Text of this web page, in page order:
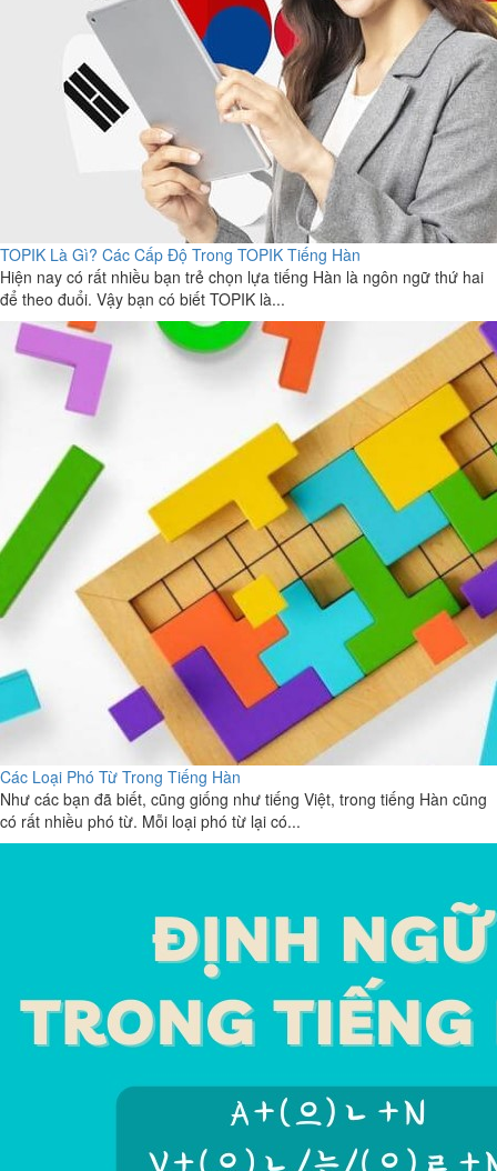
TOPIK Là Gì? Các Cấp Độ Trong TOPIK Tiếng Hàn
Hiện nay có rất nhiều bạn trẻ chọn lựa tiếng Hàn là ngôn ngữ thứ hai
để theo đuổi. Vậy bạn có biết TOPIK là...
Các Loại Phó Từ Trong Tiếng Hàn
Như các bạn đã biết, cũng giống như tiếng Việt, trong tiếng Hàn cũng
có rất nhiều phó từ. Mỗi loại phó từ lại có...